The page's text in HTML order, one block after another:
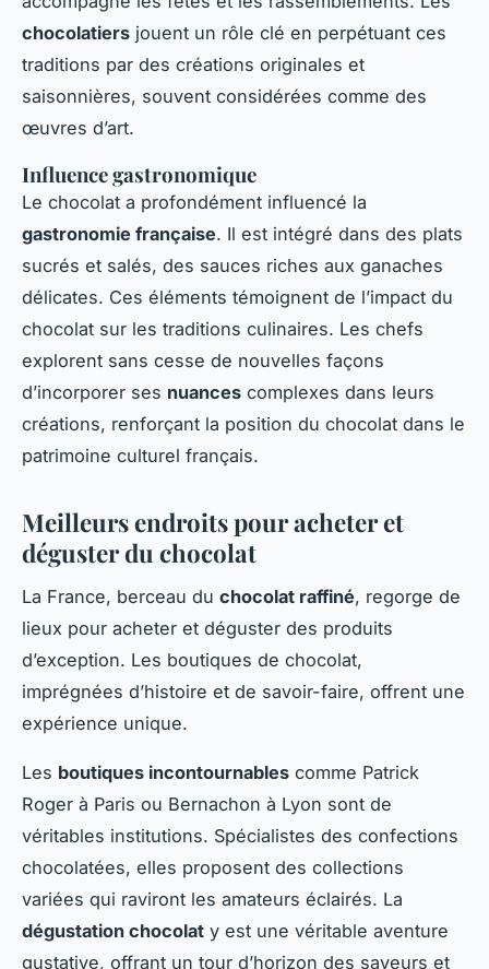
chocolatiers jouent un rôle clé en perpétuant ces
traditions par des créations originales et
saisonnières, souvent considérées comme des
œuvres d’art.
Influence gastronomique
Le chocolat a profondément influencé la
gastronomie française. Il est intégré dans des plats
sucrés et salés, des sauces riches aux ganaches
délicates. Ces éléments témoignent de l’impact du
chocolat sur les traditions culinaires. Les chefs
explorent sans cesse de nouvelles façons
d’incorporer ses nuances complexes dans leurs
créations, renforçant la position du chocolat dans le
patrimoine culturel français.
Meilleurs endroits pour acheter et
déguster du chocolat
La France, berceau du chocolat raffiné, regorge de
lieux pour acheter et déguster des produits
d’exception. Les boutiques de chocolat,
imprégnées d’histoire et de savoir-faire, offrent une
expérience unique.
Les boutiques incontournables comme Patrick
Roger à Paris ou Bernachon à Lyon sont de
véritables institutions. Spécialistes des confections
chocolatées, elles proposent des collections
variées qui raviront les amateurs éclairés. La
dégustation chocolat y est une véritable aventure
gustative, offrant un tour d’horizon des saveurs et